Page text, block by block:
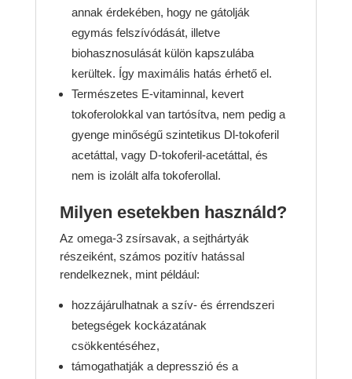
annak érdekében, hogy ne gátolják
egymás felszívódását, illetve
biohasznosulását külön kapszulába
kerültek. Így maximális hatás érhető el.
Természetes E-vitaminnal, kevert
tokoferolokkal van tartósítva, nem pedig a
gyenge minőségű szintetikus Dl-tokoferil
acetáttal, vagy D-tokoferil-acetáttal, és
nem is izolált alfa tokoferollal.
Milyen esetekben használd?
Az omega-3 zsírsavak, a sejthártyák
részeiként, számos pozitív hatással
rendelkeznek, mint például:
hozzájárulhatnak a szív- és érrendszeri
betegségek kockázatának
csökkentéséhez,
támogathatják a depresszió és a